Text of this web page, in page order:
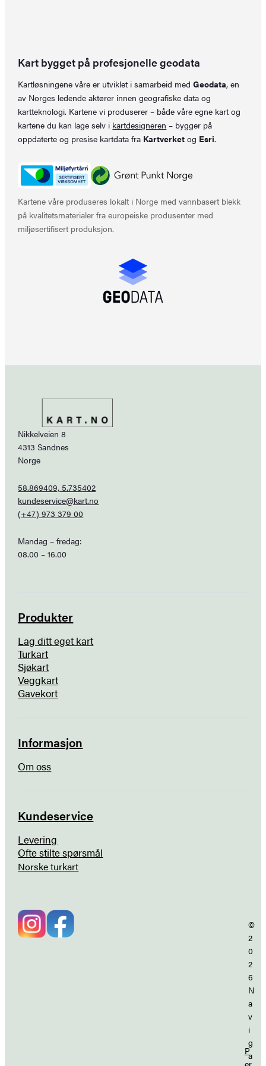
Kart bygget på profesjonelle geodata
Kartløsningene våre er utviklet i samarbeid medGeodata, en
av Norges ledende aktører innen geografiske data og
kartteknologi. Kartene vi produserer – både våre egne kart og
kartene du kan lage selv i kartdesigneren – bygger på
oppdaterte og presise kartdata fra Kartverket og Esri.
Kartene våre produseres lokalt i Norge med vannbasert blekk
på kvalitetsmaterialer fra europeiske produsenter med
miljøsertifisert produksjon.
Nikkelveien 8
4313 Sandnes
Norge
58.869409, 5.735402
kundeservice@kart.no
(+47) 973 379 00
Mandag – fredag:
08.00 – 16.00
Produkter
Lag ditt eget kart
Turkart
Sjøkart
Veggkart
Gavekort
Informasjon
Om oss
Kundeservice
Levering
Ofte stilte spørsmål
Norske turkart
P
er
©
2
0
2
6
N
a
v
i
g
a